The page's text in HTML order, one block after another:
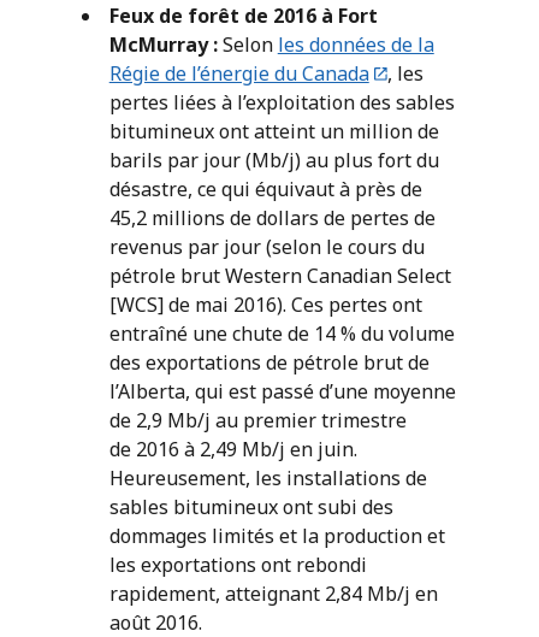
Feux de forêt de 2016 à Fort
McMurray :Selon les données de la
Régie de l’énergie du Canada
, les
pertes liées à l’exploitation des sables
bitumineux ont atteint un million de
barils par jour (Mb/j) au plus fort du
désastre, ce qui équivaut à près de
45,2 millions de dollars de pertes de
revenus par jour (selon le cours du
pétrole brut Western Canadian Select
[WCS] de mai 2016). Ces pertes ont
entraîné une chute de 14 % du volume
des exportations de pétrole brut de
l’Alberta, qui est passé d’une moyenne
de 2,9 Mb/j au premier trimestre
de 2016 à 2,49 Mb/j en juin.
Heureusement, les installations de
sables bitumineux ont subi des
dommages limités et la production et
les exportations ont rebondi
rapidement, atteignant 2,84 Mb/j en
août 2016.